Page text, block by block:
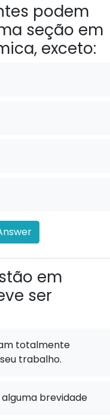
podem
seção em
exceto:
em
ser
totalmente
trabalho.
brevidade